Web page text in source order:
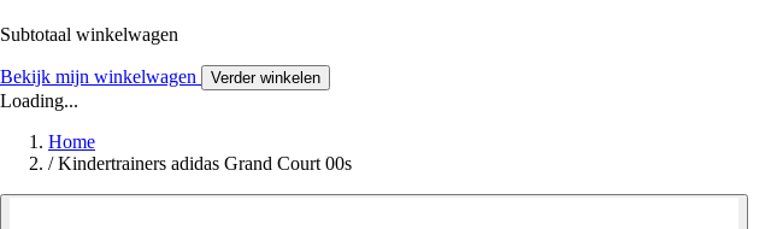
Subtotaal winkelwagen
Bekijk mijn winkelwagen Verder winkelen
Loading...
Home
/ Kindertrainers adidas Grand Court 00s